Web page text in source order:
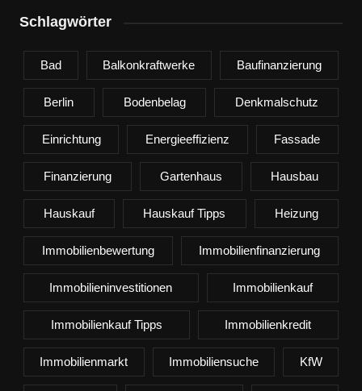
Schlagwörter
Bad Balkonkraftwerke Baufinanzierung
Berlin Bodenbelag Denkmalschutz
Einrichtung Energieeffizienz Fassade
Finanzierung Gartenhaus Hausbau
Hauskauf Hauskauf Tipps Heizung
Immobilienbewertung Immobilienfinanzierung
Immobilieninvestitionen Immobilienkauf
Immobilienkauf Tipps Immobilienkredit
Immobilienmarkt Immobiliensuche KfW